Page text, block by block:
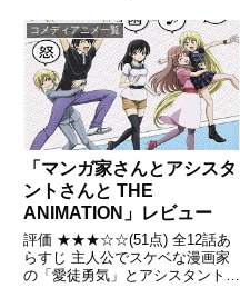
コメディアニメ一覧
「マンガ家さんとアシスタ
ントさんと THE
ANIMATION」レビュー
評価 ★★★☆☆(51点) 全12話あ
らすじ 主人公でスケベな漫画家
の「愛徒勇気」とアシスタントの